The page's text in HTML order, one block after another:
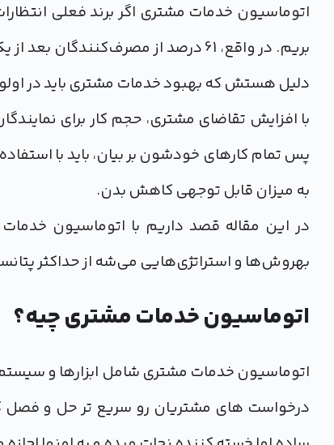
اتوماسیون خدمات مشتری اگر برند فعلی
بریم. در واقع، 61 درصد از
دلیل هستش که بهبود خدمات مشتری باید در
با افزایش تقاضای مشتری، حجم کار برای
پس تمام کارهای خودشون بر بیان، باید با
به میزان قابل توجهی کاهش بدن.
در این مقاله قصد داریم با اتوماسیون
بهروش‌ها و استراتژی‌هایی می‌شه از حداکثر
اتوماسیون خدمات مشتری چیه؟
اتوماسیون خدمات مشتری شامل ابزارها و
درخواست های مشتریان رو سریع تر حل و فصل